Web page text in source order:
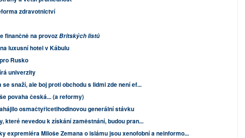
zdravotnictví
finančně na provozBritských listů
luxusní hotel v Kábulu
Rusko
univerzity
snaží, ale boj proti obchodu s lidmi zde není ef...
povaha česká... (a reformy)
osmačtyřicetihodinovou generální stávku
které nevedou k získání zaměstnání, budou pran...
expremiéra Miloše Zemana o islámu jsou xenofobní a neinformo...